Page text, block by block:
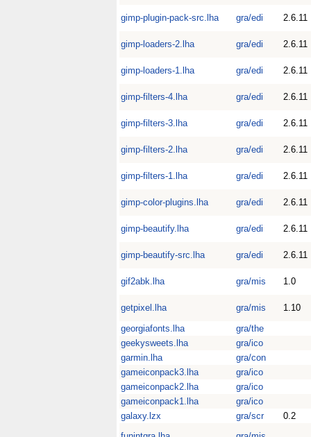
gimp-plugin-pack-src.lha gra/edi 2.6.11
gimp-loaders-2.lha gra/edi 2.6.11
gimp-loaders-1.lha gra/edi 2.6.11
gimp-filters-4.lha gra/edi 2.6.11
gimp-filters-3.lha gra/edi 2.6.11
gimp-filters-2.lha gra/edi 2.6.11
gimp-filters-1.lha gra/edi 2.6.11
gimp-color-plugins.lha gra/edi 2.6.11
gimp-beautify.lha gra/edi 2.6.11
gimp-beautify-src.lha gra/edi 2.6.11
gif2abk.lha gra/mis 1.0
getpixel.lha gra/mis
1.10
georgiafonts.lha
gra/the
geekysweets.lha
gra/ico
garmin.lha
gra/con
gameiconpack3.lha
gra/ico
gameiconpack2.lha
gra/ico
gameiconpack1.lha
gra/ico
galaxy.lzx
gra/scr
0.2